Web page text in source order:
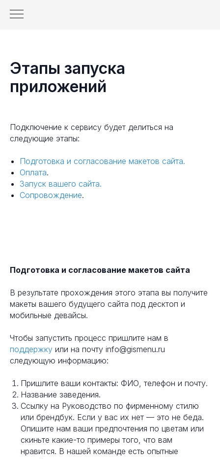
Этапы запуска
приложений
Подключение к сервису будет делиться на
следующие этапы:
Подготовка и согласование макетов сайта.
Оплата.
Запуск вашего сайта.
Сопровождение.
Подготовка и согласование макетов сайта
В результате прохождения этого этапа вы получите
макеты вашего будущего сайта под десктоп и
мобильные девайсы.
Чтобы запустить процесс пришлите нам в
поддержку или на почту info@gismenu.ru
следующую информацию:
Пришлите ваши контакты: ФИО, телефон и почту.
Название заведения.
Ссылку на Руководство по фирменному стилю
или брендбук. Если у вас их нет — это не беда.
Опишите нам ваши предпочтения по цветам или
скиньте какие-то примеры того, что вам
нравится. В нашей команде есть опытные